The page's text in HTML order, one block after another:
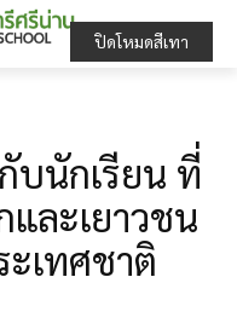
บนักเรียน ที่
และเยาวชน
เทศชาติ
ปิดโหมดสีเทา